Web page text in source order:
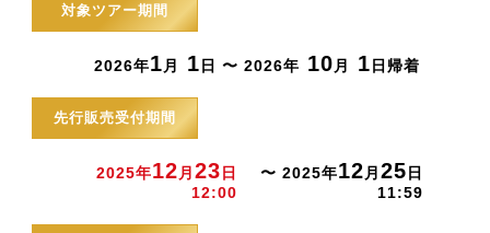
対象ツアー期間
2026年1 月 1 日 〜 2026年 10 月 1 日帰着
先行販売受付期間
2025年12 月 23 日
12:00
〜 2025年12 月 25 日
11:59